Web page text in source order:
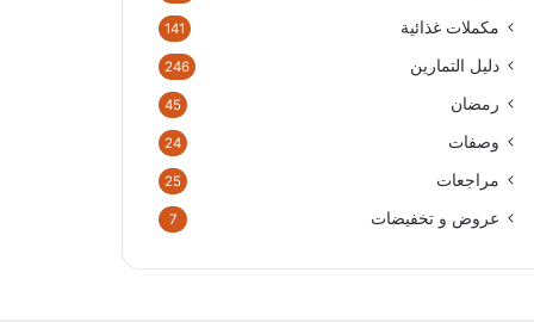
مكملات غذائية 141
دليل التمارين 246
رمضان 45
وصفات 24
مراجعات 25
عروض و تخفيضات 7